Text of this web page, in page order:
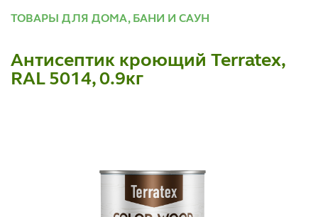
ТОВАРЫ ДЛЯ ДОМА, БАНИ И САУН
Антисептик кроющий Terratex,
RAL 5014, 0.9кг